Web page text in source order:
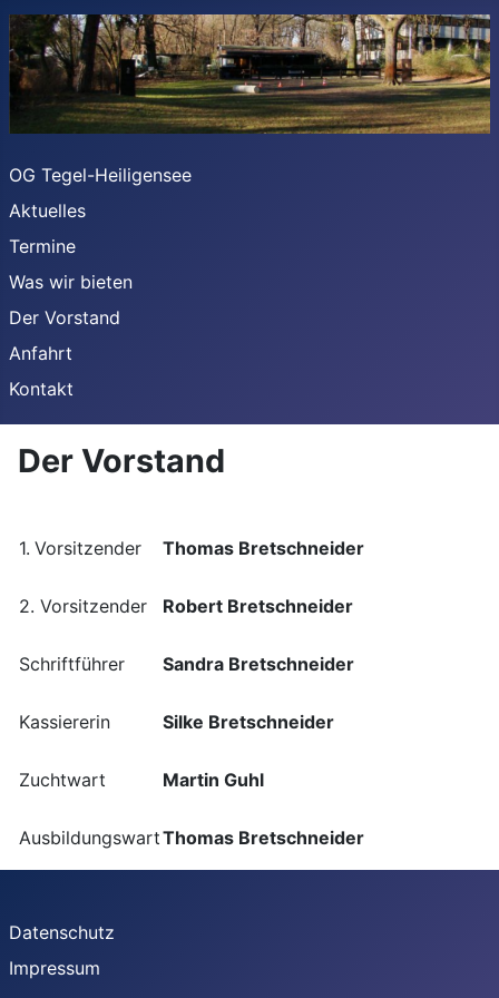
OG Tegel-Heiligensee
Aktuelles
Termine
Was wir bieten
Der Vorstand
Anfahrt
Kontakt
Der Vorstand
1. Vorsitzender Thomas Bretschneider
2. Vorsitzender Robert Bretschneider
Schriftführer Sandra Bretschneider
Kassiererin Silke Bretschneider
Zuchtwart Martin Guhl
AusbildungswartThomas Bretschneider
Datenschutz
Impressum